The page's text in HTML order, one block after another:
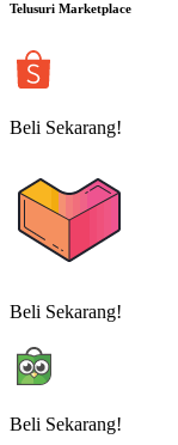
Telusuri Marketplace
Beli Sekarang!
Beli Sekarang!
Beli Sekarang!